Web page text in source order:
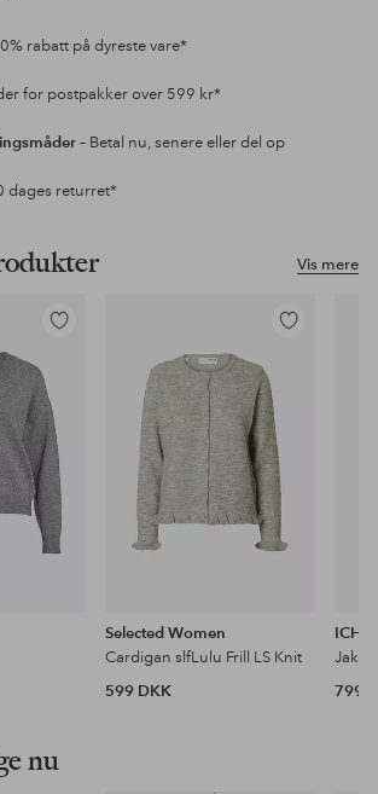
rabatt på dyreste vare*
for postpakker over 599 kr*
– Betal nu, senere eller del op
dages returret*
Vis mere
Tilføj
favoritter
Tilføj
Selected Women
Cardigan slfLulu Frill LS Knit
599 DKK
ICHI
799
nu